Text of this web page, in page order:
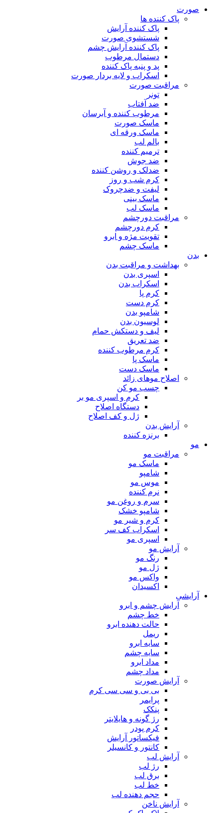
صورت
پاک کننده ها
پاک کننده آرایش
شستشوی صورت
پاک کننده آرایش چشم
دستمال مرطوب
پد و پنبه پاک کننده
اسکراب و لایه بردار صورت
مراقبت صورت
تونر
ضد آفتاب
مرطوب کننده و آبرسان
ماسک صورت
ماسک ورقه ای
بالم لب
ترمیم کننده
ضد جوش
ضدلک و روشن کننده
کرم شب و روز
لیفت و ضدچروک
ماسک بینی
ماسک لب
مراقبت دورچشم
کرم دورچشم
تقویت مژه و ابرو
ماسک چشم
بدن
بهداشت و مراقبت بدن
اسپری بدن
اسکراب بدن
کرم پا
کرم دست
شامپو بدن
لوسیون بدن
لیف و دستکش حمام
ضد تعریق
کرم مرطوب کننده
ماسک پا
ماسک دست
اصلاح موهای زائد
چسب مو کن
کرم و اسپری مو بر
دستگاه اصلاح
ژل و کف اصلاح
آرایش بدن
برنزه کننده
مو
مراقبت مو
ماسک مو
شامپو
موس مو
نرم کننده
سرم و روغن مو
شامپو خشک
کرم و شیر مو
اسکراب کف سر
اسپری مو
آرایش مو
رنگ مو
ژل مو
واکس مو
اکسیدان
آرایشی
آرایش چشم و ابرو
خط چشم
حالت دهنده ابرو
ریمل
سایه ابرو
سایه چشم
مداد ابرو
مداد چشم
آرایش صورت
بی بی و سی سی کرم
پرایمر
پنکک
رژ گونه و هایلایتر
کرم پودر
فیکساتور آرایش
کانتور و کانسیلر
آرایش لب
رژ لب
برق لب
خط لب
حجم دهنده لب
آرایش ناخن